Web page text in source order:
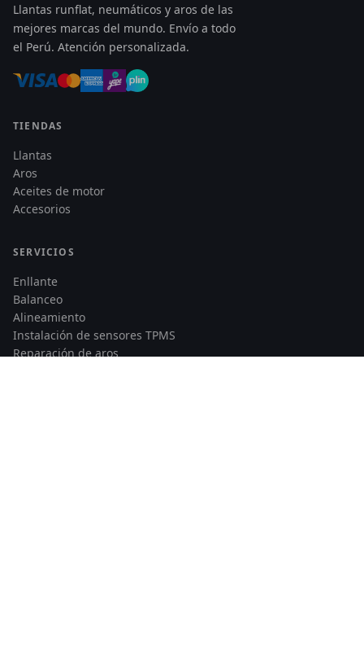
Llantas runflat, neumáticos y aros de las
mejores marcas del mundo. Envío a todo
el Perú. Atención personalizada.
TIENDAS
Llantas
Aros
Aceites de motor
Accesorios
SERVICIOS
Enllante
Balanceo
Alineamiento
Instalación de sensores TPMS
Reparación de aros